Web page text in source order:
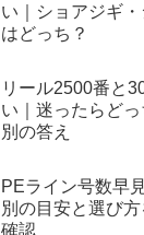
い｜ショアジギ・
はどっち？
リール2500番と
い｜迷ったらどっ
別の答え
PEライン号数早
別の目安と選び
確認